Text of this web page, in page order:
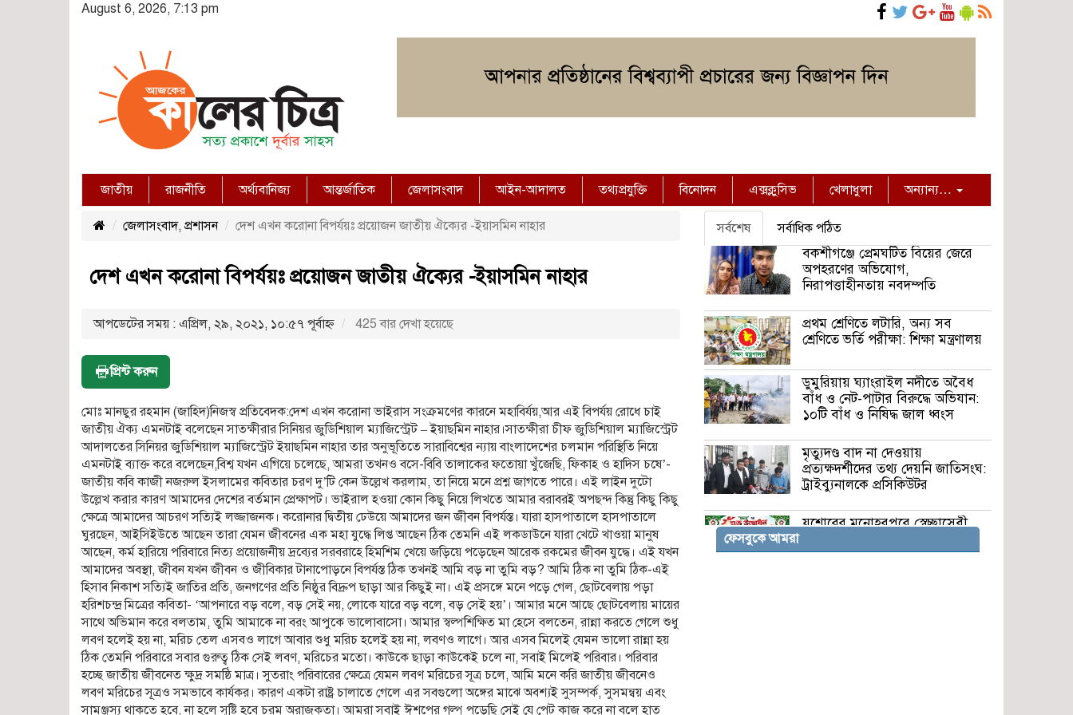
August 6, 2026, 7:13 pm
জাতীয় রাজনীতি অর্থ্যবানিজ্য আন্তর্জাতিক জেলাসংবাদ আইন-আদালত তথ্যপ্রযুক্তি বিনোদন এক্সক্লুসিভ খেলাধুলা অন্যান্য…
জেলাসংবাদ, প্রশাসন দেশ এখন করোনা বিপর্যয়ঃ প্রয়োজন জাতীয় ঐক্যের -ইয়াসমিন নাহার
দেশ এখন করোনা বিপর্যয়ঃ প্রয়োজন জাতীয় ঐক্যের -ইয়াসমিন নাহার
আপডেটের সময় : এপ্রিল, ২৯, ২০২১, ১০:৫৭ পূর্বাহ্ণ 425 বার দেখা হয়েছে
প্রিন্ট করুন
মোঃ মানছুর রহমান (জাহিদ)নিজস্ব প্রতিবেদক:দেশ এখন করোনা ভাইরাস সংক্রমণের কারনে মহাবির্যয়,আর এই বিপর্যয় রোধে চাই
জাতীয় ঐক্য এমনটাই বলেছেন সাতক্ষীরার সিনিয়র জুডিশিয়াল ম্যাজিস্ট্রেট – ইয়াছমিন নাহার।সাতক্ষীরা চীফ জুডিশিয়াল ম্যাজিস্ট্রেট
আদালতের সিনিয়র জুডিশিয়াল ম্যাজিস্ট্রেট ইয়াছমিন নাহার তার অনুভূতিতে সারাবিশ্বের ন্যায় বাংলাদেশের চলমান পরিস্থিতি নিয়ে
এমনটাই ব্যাক্ত করে বলেছেন,বিশ্ব যখন এগিয়ে চলেছে, আমরা তখনও বসে-বিবি তালাকের ফতোয়া খুঁজেছি, ফিকাহ ও হাদিস চষে’-
জাতীয় কবি কাজী নজরুল ইসলামের কবিতার চরণ দু’টি কেন উল্লেখ করলাম, তা নিয়ে মনে প্রশ্ন জাগতে পারে। এই লাইন দুটো
উল্লেখ করার কারণ আমাদের দেশের বর্তমান প্রেক্ষাপট। ভাইরাল হওয়া কোন কিছু নিয়ে লিখতে আমার বরাবরই অপছন্দ কিন্তু কিছু কিছু
ক্ষেত্রে আমাদের আচরণ সত্যিই লজ্জাজনক। করোনার দ্বিতীয় ঢেউয়ে আমাদের জন জীবন বিপর্যস্ত। যারা হাসপাতালে হাসপাতালে
ঘুরছেন, আইসিইউতে আছেন তারা যেমন জীবনের এক মহা যুদ্ধে লিপ্ত আছেন ঠিক তেমনি এই লকডাউনে যারা খেটে খাওয়া মানুষ
আছেন, কর্ম হারিয়ে পরিবারে নিত্য প্রয়োজনীয় দ্রব্যের সরবরাহে হিমশিম খেয়ে জড়িয়ে পড়েছেন আরেক রকমের জীবন যুদ্ধে। এই যখন
আমাদের অবস্থা, জীবন যখন জীবন ও জীবিকার টানাপোড়নে বিপর্যস্ত ঠিক তখনই আমি বড় না তুমি বড়? আমি ঠিক না তুমি ঠিক-এই
হিসাব নিকাশ সত্যিই জাতির প্রতি, জনগণের প্রতি নিষ্ঠুর বিদ্রুপ ছাড়া আর কিছুই না। এই প্রসঙ্গে মনে পড়ে গেল, ছোটবেলায় পড়া
হরিশচন্দ্র মিত্রের কবিতা- ‘আপনারে বড় বলে, বড় সেই নয়, লোকে যারে বড় বলে, বড় সেই হয়’। আমার মনে আছে ছোটবেলায় মায়ের
সাথে অভিমান করে বলতাম, তুমি আমাকে না বরং আপুকে ভালোবাসো। আমার স্বল্পশিক্ষিত মা হেসে বলতেন, রান্না করতে গেলে শুধু
লবণ হলেই হয় না, মরিচ তেল এসবও লাগে আবার শুধু মরিচ হলেই হয় না, লবণও লাগে। আর এসব মিলেই যেমন ভালো রান্না হয়
ঠিক তেমনি পরিবারে সবার গুরুত্ব ঠিক সেই লবণ, মরিচের মতো। কাউকে ছাড়া কাউকেই চলে না, সবাই মিলেই পরিবার। পরিবার
হচ্ছে জাতীয় জীবনেত ক্ষুদ্র সমষ্ঠি মাত্র। সুতরাং পরিবারের ক্ষেত্রে যেমন লবণ মরিচের সূত্র চলে, আমি মনে করি জাতীয় জীবনেও
লবণ মরিচের সূত্রও সমভাবে কার্যকর। কারণ একটা রাষ্ট্র চালাতে গেলে এর সবগুলো অঙ্গের মাঝে অবশ্যই সুসম্পর্ক, সুসমন্বয় এবং
সামঞ্জস্য থাকতে হবে, না হলে সৃষ্টি হবে চরম অরাজকতা। আমরা সবাই ঈশপের গল্প পড়েছি সেই যে পেট কাজ করে না বলে হাত
সর্বশেষ সর্বাধিক পঠিত
বকশীগঞ্জে প্রেমঘটিত বিয়ের জেরে
অপহরণের অভিযোগ,
নিরাপত্তাহীনতায় নবদম্পতি
প্রথম শ্রেণিতে লটারি, অন্য সব
শ্রেণিতে ভর্তি পরীক্ষা: শিক্ষা মন্ত্রণালয়
ডুমুরিয়ায় ঘ্যাংরাইল নদীতে অবৈধ
বাঁধ ও নেট-পাটার বিরুদ্ধে অভিযান:
১০টি বাঁধ ও নিষিদ্ধ জাল ধ্বংস
মৃত্যুদণ্ড বাদ না দেওয়ায়
প্রত্যক্ষদর্শীদের তথ্য দেয়নি জাতিসংঘ:
ট্রাইব্যুনালকে প্রসিকিউটর
যশোরের মনোহরপুরে স্বেচ্ছাসেবী
শুক্রবার
ফেসবুকে আমরা